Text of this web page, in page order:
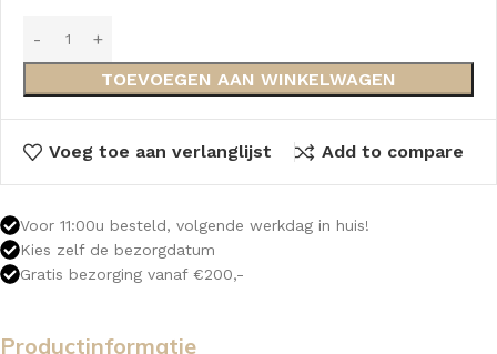
TOEVOEGEN AAN WINKELWAGEN
Voeg toe aan verlanglijst Add to compare
Voor 11:00u besteld, volgende werkdag in huis!
Kies zelf de bezorgdatum
Gratis bezorging vanaf €200,-
Productinformatie